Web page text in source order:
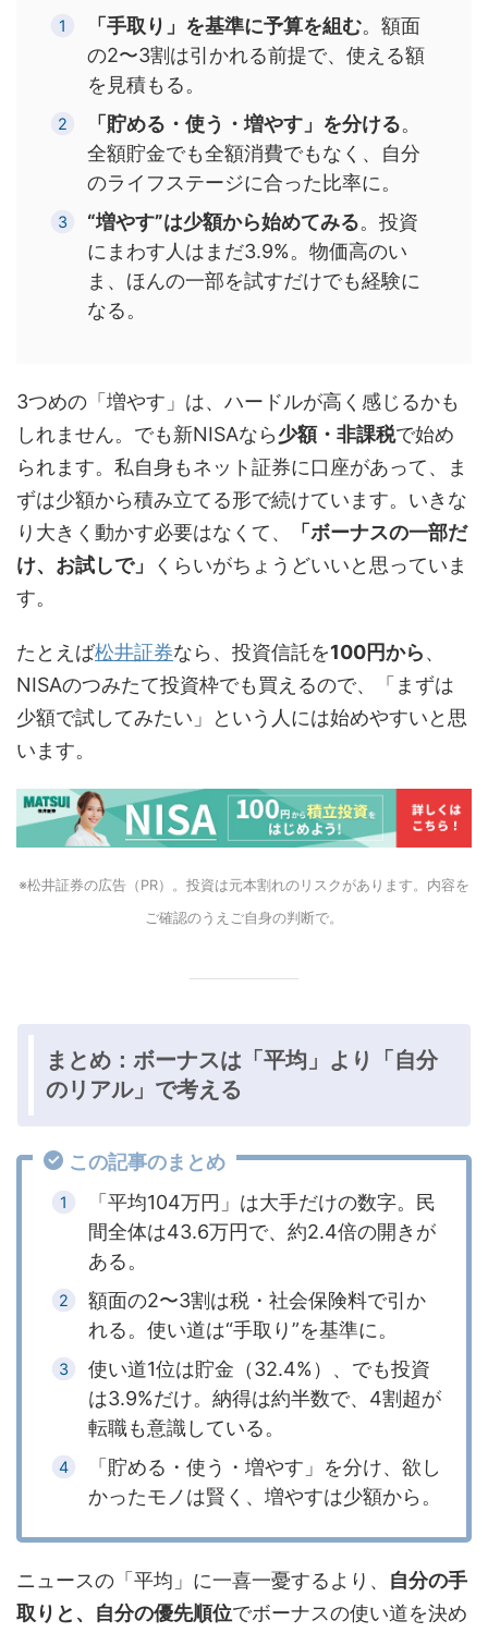
「手取り」を基準に予算を組む。額面
の2〜3割は引かれる前提で、使える額
を見積もる。
「貯める・使う・増やす」を分ける。
全額貯金でも全額消費でもなく、自分
のライフステージに合った比率に。
“増やす”は少額から始めてみる。投資
にまわす人はまだ3.9%。物価高のい
ま、ほんの一部を試すだけでも経験に
なる。
3つめの「増やす」は、ハードルが高く感じるかも
しれません。でも新NISAなら少額・非課税で始め
られます。私自身もネット証券に口座があって、ま
ずは少額から積み立てる形で続けています。いきな
り大きく動かす必要はなくて、
「ボーナスの一部だ
け、お試しで」
くらいがちょうどいいと思っていま
す。
たとえば松井証券なら、投資信託を100円から、
NISAのつみたて投資枠でも買えるので、「まずは
少額で試してみたい」という人には始めやすいと思
います。
※松井証券の広告（PR）。投資は元本割れのリスクがあります。内容を
ご確認のうえご自身の判断で。
まとめ：ボーナスは「平均」より「自分
のリアル」で考える
この記事のまとめ
「平均104万円」は大手だけの数字。民
間全体は43.6万円で、約2.4倍の開きが
ある。
額面の2〜3割は税・社会保険料で引か
れる。使い道は“手取り”を基準に。
使い道1位は貯金（32.4%）、でも投資
は3.9%だけ。納得は約半数で、4割超が
転職も意識している。
「貯める・使う・増やす」を分け、欲し
かったモノは賢く、増やすは少額から。
ニュースの「平均」に一喜一憂するより、 自分の手
取りと、自分の優先順位でボーナスの使い道を決め